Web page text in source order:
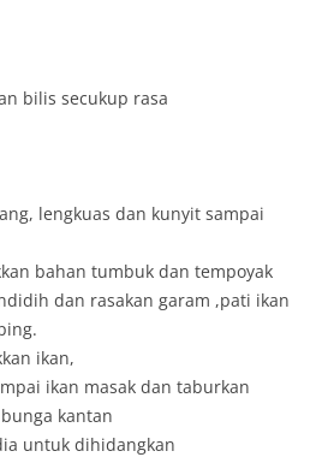
bilis secukup rasa
lengkuas dan kunyit sampai
bahan tumbuk dan tempoyak
dan rasakan garam ,pati ikan
ikan,
ikan masak dan taburkan
kantan
untuk dihidangkan